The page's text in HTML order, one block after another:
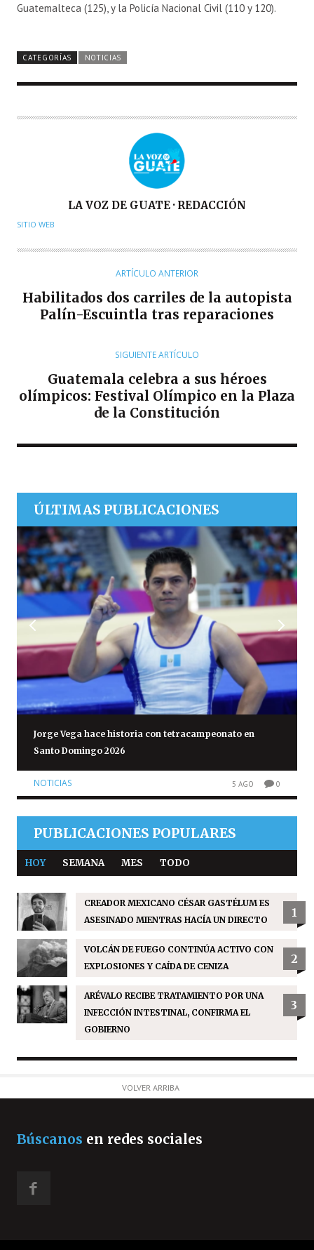
Guatemalteca (125), y la Policía Nacional Civil (110 y 120).
CATEGORÍAS NOTICIAS
U
O
LA VOZ DE GUATE · REDACCIÓN
SITIO WEB
ARTÍCULO ANTERIOR
Habilitados dos carriles de la autopista
Palín-Escuintla tras reparaciones
SIGUIENTE ARTÍCULO
Guatemala celebra a sus héroes
olímpicos: Festival Olímpico en la Plaza
de la Constitución
ÚLTIMAS PUBLICACIONES
Jorge Vega hace historia con tetracampeonato en
Santo Domingo 2026
NOTICIAS 5 AGO 0
PUBLICACIONES POPULARES
HOY SEMANA MES TODO
CREADOR MEXICANO CÉSAR GASTÉLUM ES
ASESINADO MIENTRAS HACÍA UN DIRECTO
1
VOLCÁN DE FUEGO CONTINÚA ACTIVO CON
EXPLOSIONES Y CAÍDA DE CENIZA
2
ARÉVALO RECIBE TRATAMIENTO POR UNA
INFECCIÓN INTESTINAL, CONFIRMA EL
GOBIERNO
3
VOLVER ARRIBA
Búscanos en redes sociales